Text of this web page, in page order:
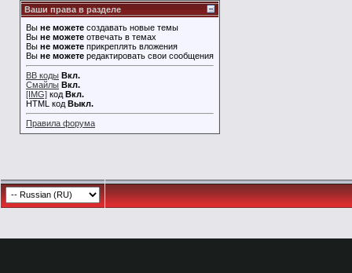
Ваши права в разделе
Вы не можете создавать новые темы
Вы не можете отвечать в темах
Вы не можете прикреплять вложения
Вы не можете редактировать свои сообщения
BB коды Вкл.
Смайлы Вкл.
[IMG] код Вкл.
HTML код Выкл.
Правила форума